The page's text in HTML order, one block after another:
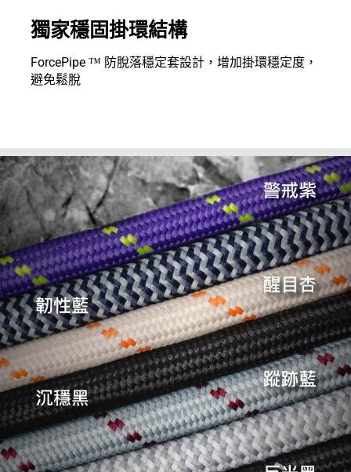
獨家穩固掛環結構
ForcePipe ™ 防脫落穩定套設計，增加掛環穩定度，
避免鬆脫